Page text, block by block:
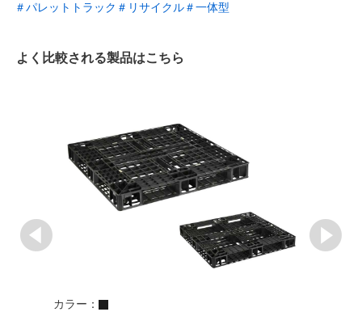
＃パレットトラック ＃リサイクル＃一体型
よく比較される製品はこちら
カラー：